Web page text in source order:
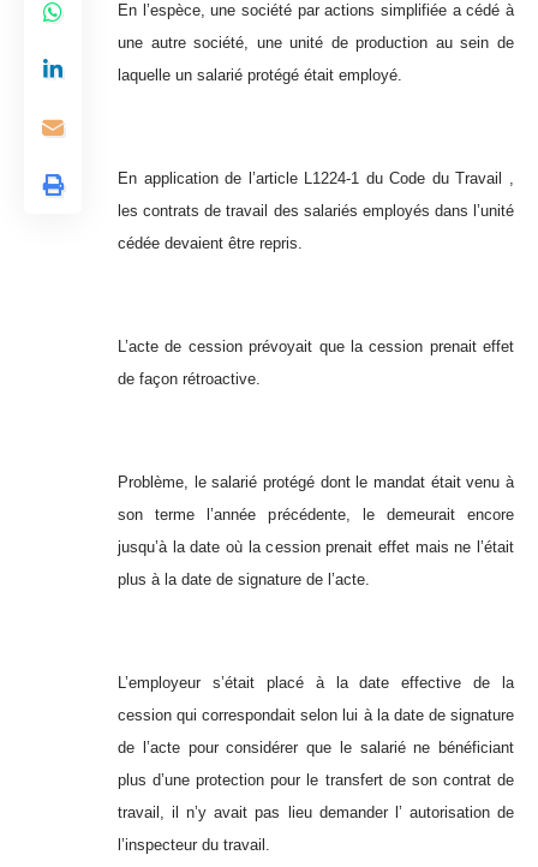
En l’espèce, une société par actions simplifiée a cédé à
une autre société, une unité de production au sein de
laquelle un salarié protégé était employé.
En application de l’article L1224-1 du Code du Travail ,
les contrats de travail des salariés employés dans l’unité
cédée devaient être repris.
L’acte de cession prévoyait que la cession prenait effet
de façon rétroactive.
Problème, le salarié protégé dont le mandat était venu à
son terme l’année précédente, le demeurait encore
jusqu’à la date où la cession prenait effet mais ne l’était
plus à la date de signature de l’acte.
L’employeur s’était placé à la date effective de la
cession qui correspondait selon lui à la date de signature
de l’acte pour considérer que le salarié ne bénéficiant
plus d’une protection pour le transfert de son contrat de
travail, il n’y avait pas lieu demander l’ autorisation de
l’inspecteur du travail.